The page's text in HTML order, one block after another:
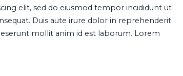
elit, sed do eiusmod tempor incididunt ut
Duis aute irure dolor in reprehenderit
mollit anim id est laborum. Lorem